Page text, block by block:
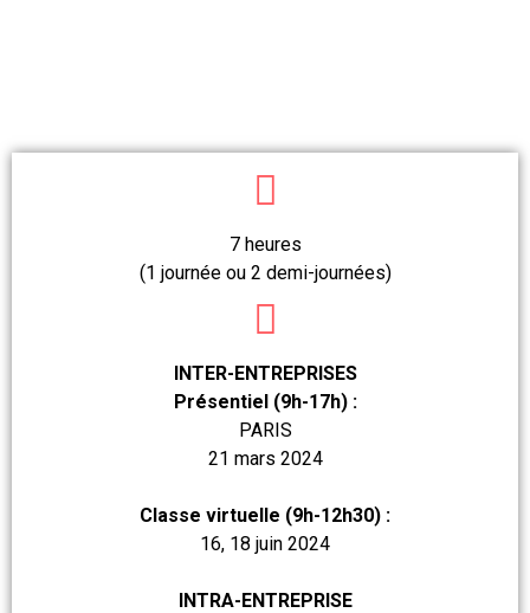
7 heures
(1 journée ou 2 demi-journées)
INTER-ENTREPRISES
Présentiel (9h-17h) :
PARIS
21 mars 2024
Classe virtuelle (9h-12h30) :
16, 18 juin 2024
INTRA-ENTREPRISE